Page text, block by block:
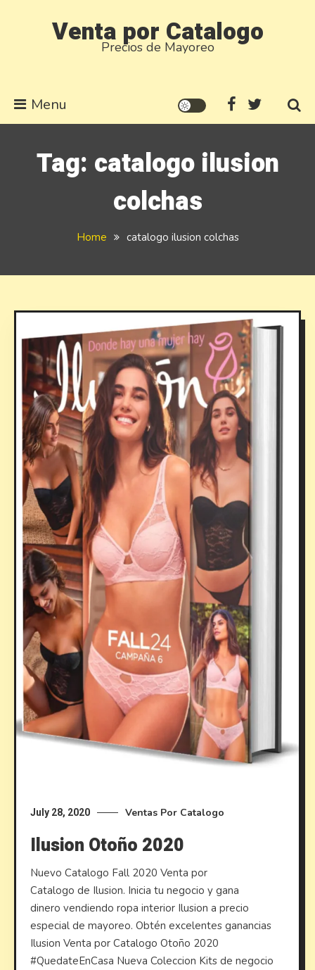
Venta por Catalogo
Precios de Mayoreo
Menu
Tag: catalogo ilusion
colchas
Home catalogo ilusion colchas
July 28, 2020 Ventas Por Catalogo
Ilusion Otoño 2020
Nuevo Catalogo Fall 2020 Venta por
Catalogo de Ilusion. Inicia tu negocio y gana
dinero vendiendo ropa interior Ilusion a precio
especial de mayoreo. Obtén excelentes ganancias
Ilusion Venta por Catalogo Otoño 2020
#QuedateEnCasa Nueva Coleccion Kits de negocio